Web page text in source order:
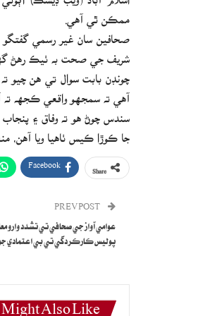
ممڪن ٿي آهي.
صحافين سان غير رسمي گفتگو
شريف جي صحت به ٺيڪ رهڻ
چونڊن بابت سوال تي هن چيو
آهي ته سمجهو واقعي ڪجهه ته
سندس چوڻ هو ته وفاق ۽
جا ڪوڙا ڪيس ٺاهيا ويا
Facebook
عوامي آواز جي صحافي تي تشدد وارو
پوليس ڪارڪردگي تي بي اعتمادي جو
Might Also Like